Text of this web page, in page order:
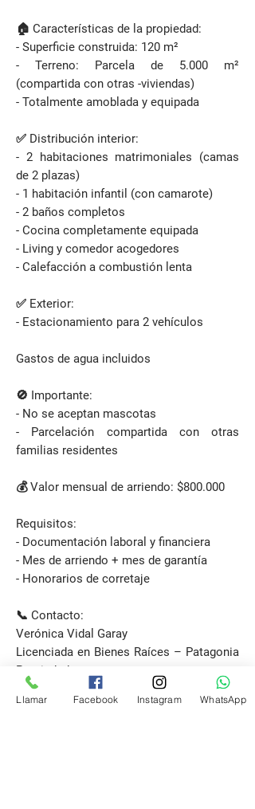
🏠 Características de la propiedad:
- Superficie construida: 120 m²
- Terreno: Parcela de 5.000 m²
(compartida con otras -viviendas)
- Totalmente amoblada y equipada
✅ Distribución interior:
- 2 habitaciones matrimoniales (camas
de 2 plazas)
- 1 habitación infantil (con camarote)
- 2 baños completos
- Cocina completamente equipada
- Living y comedor acogedores
- Calefacción a combustión lenta
✅ Exterior:
- Estacionamiento para 2 vehículos
Gastos de agua incluidos
🚫 Importante:
- No se aceptan mascotas
- Parcelación compartida con otras
familias residentes
💰 Valor mensual de arriendo: $800.000
Requisitos:
- Documentación laboral y financiera
- Mes de arriendo + mes de garantía
- Honorarios de corretaje
📞 Contacto:
Verónica Vidal Garay
Licenciada en Bienes Raíces – Patagonia
Propiedades
📱+56 9 6443 4437
Llamar Facebook Instagram WhatsApp